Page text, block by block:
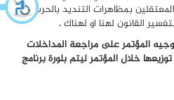
بمظاهرات التنديد بالحرب على
القانون لهنا او لهناك.
المؤتمر على مراجعة المداخلات
خلال المؤتمر ليتم بلورة برنامج